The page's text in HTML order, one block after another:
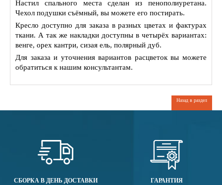
Настил спального места сделан из пенополиуретана.
Чехол подушки съёмный, вы можете его постирать.
Кресло доступно для заказа в разных цветах и фактурах
ткани. А так же накладки доступны в четырёх вариантах:
венге, орех кантри, сизая ель, полярный дуб.
Для заказа и уточнения вариантов расцветок вы можете
обратиться к нашим консультантам.
Назад в раздел
СБОРКА В ДЕНЬ ДОСТАВКИ
ГАРАНТИЯ